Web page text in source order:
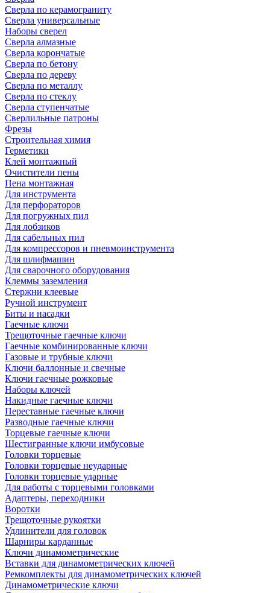
Сверла по керамограниту
Сверла универсальные
Наборы сверел
Сверла алмазные
Сверла корончатые
Сверла по бетону
Сверла по дереву
Сверла по металлу
Сверла по стеклу
Сверла ступенчатые
Сверлильные патроны
Фрезы
Строительная химия
Герметики
Клей монтажный
Очистители пены
Пена монтажная
Для инструмента
Для перфораторов
Для погружных пил
Для лобзиков
Для сабельных пил
Для компрессоров и пневмоинструмента
Для шлифмашин
Для сварочного оборудования
Клеммы заземления
Стержни клеевые
Ручной инструмент
Биты и насадки
Гаечные ключи
Трещоточные гаечные ключи
Гаечные комбинированные ключи
Газовые и трубные ключи
Ключи баллонные и свечные
Ключи гаечные рожковые
Наборы ключей
Накидные гаечные ключи
Переставные гаечные ключи
Разводные гаечные ключи
Торцевые гаечные ключи
Шестигранные ключи имбусовые
Головки торцевые
Головки торцевые неударные
Головки торцевые ударные
Для работы с торцевыми головками
Адаптеры, переходники
Воротки
Трещоточные рукоятки
Удлинители для головок
Шарниры карданные
Ключи динамометрические
Вставки для динамометрических ключей
Ремкомплекты для динамометрических ключей
Динамометрические ключи